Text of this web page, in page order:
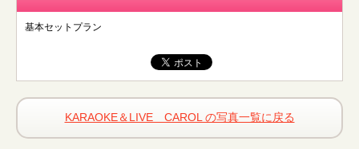
基本セットプラン
KARAOKE＆LIVE CAROL の写真一覧に戻る